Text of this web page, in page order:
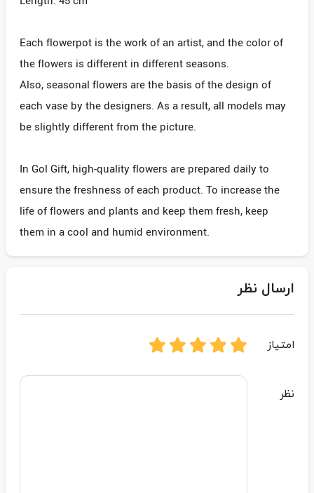
Each flowerpot is the work of an artist, and the color of
the flowers is different in different seasons.
Also, seasonal flowers are the basis of the design of
each vase by the designers. As a result, all models may
be slightly different from the picture.
In Gol Gift, high-quality flowers are prepared daily to
ensure the freshness of each product. To increase the
life of flowers and plants and keep them fresh, keep
them in a cool and humid environment.
ارسال نظر
امتیاز
نظر